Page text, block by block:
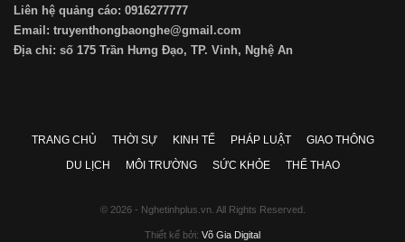
Liên hệ quảng cáo: 0916277777
Email: truyenthongbaonghe@gmail.com
Địa chỉ: số 175 Trần Hưng Đạo, TP. Vinh, Nghệ An
TRANG CHỦ THỜI SỰ KINH TẾ PHÁP LUẬT
GIAO THÔNG
DU LỊCH
MÔI TRƯỜNG SỨC KHỎE THỂ THAO
© 2026 - Nghetinhplus.vn. All Rights Reserved.
Thiết kế bởi: Võ Gia Digital